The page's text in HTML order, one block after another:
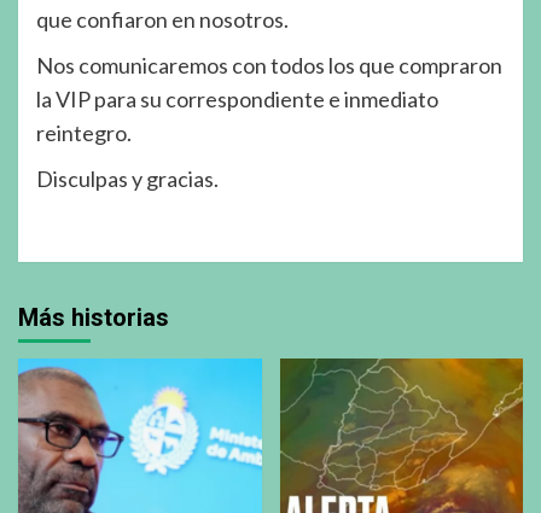
que confiaron en nosotros.
Nos comunicaremos con todos los que compraron
la VIP para su correspondiente e inmediato
reintegro.
Disculpas y gracias.
Más historias